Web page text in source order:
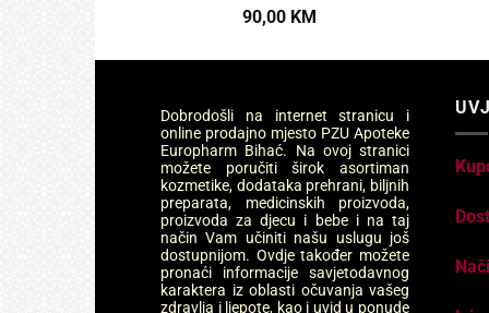
90,00 KM
Dobrodošli na internet stranicu i
online prodajno mjesto PZU Apoteke
Europharm Bihać. Na ovoj stranici
možete poručiti širok asortiman
kozmetike, dodataka prehrani, biljnih
preparata, medicinskih proizvoda,
proizvoda za djecu i bebe i na taj
način Vam učiniti našu uslugu još
dostupnijom. Ovdje također možete
pronaći informacije savjetodavnog
karaktera iz oblasti očuvanja vašeg
zdravlja i ljepote, kao i uvid u ponude